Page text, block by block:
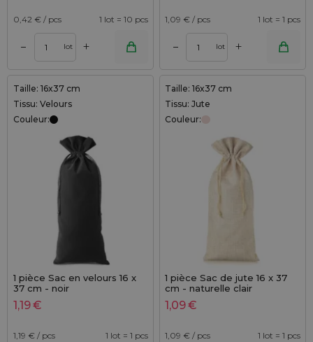
0,42 € / pcs 1 lot = 10 pcs
– lot +
1,09 € / pcs 1 lot = 1 pcs
– lot +
Taille: 16x37 cm
Tissu: Velours
Couleur:
1 pièce Sac en velours 16 x
37 cm - noir
1,19€
1,19 € / pcs 1 lot = 1 pcs
Taille: 16x37 cm
Tissu: Jute
Couleur:
1 pièce Sac de jute 16 x 37
cm - naturelle clair
1,09€
1,09 € / pcs 1 lot = 1 pcs